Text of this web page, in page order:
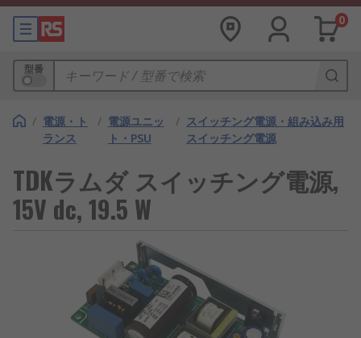
0
型番
/ 電源・ト
ランス
/ 電源ユニッ
ト・PSU
/ スイッチング電源・組み込み用
スイッチング電源
TDKラムダ スイッチング電源,
15V dc, 19.5 W